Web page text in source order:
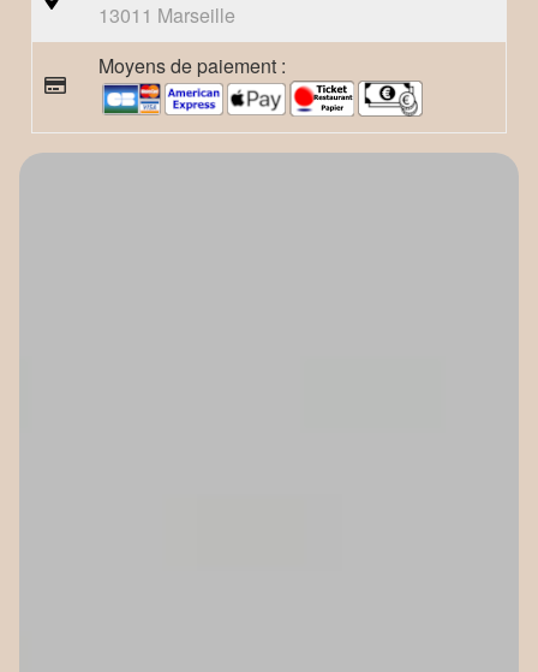
13011 Marseille
Moyens de paiement :